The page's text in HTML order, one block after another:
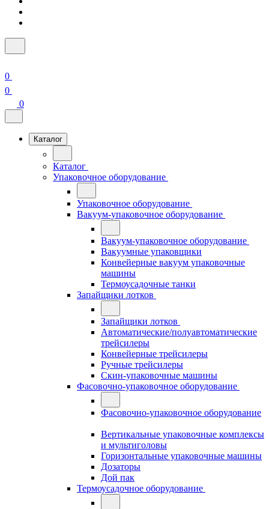
0
0
0
Каталог
Каталог
Упаковочное оборудование
Упаковочное оборудование
Вакуум-упаковочное оборудование
Вакуум-упаковочное оборудование
Вакуумные упаковщики
Конвейерные вакуум упаковочные
машины
Термоусадочные танки
Запайщики лотков
Запайщики лотков
Автоматические/полуавтоматические
трейсилеры
Конвейерные трейсилеры
Ручные трейсилеры
Скин-упаковочные машины
Фасовочно-упаковочное оборудование
Фасовочно-упаковочное оборудование
Вертикальные упаковочные комплексы
и мультиголовы
Горизонтальные упаковочные машины
Дозаторы
Дой пак
Термоусадочное оборудование